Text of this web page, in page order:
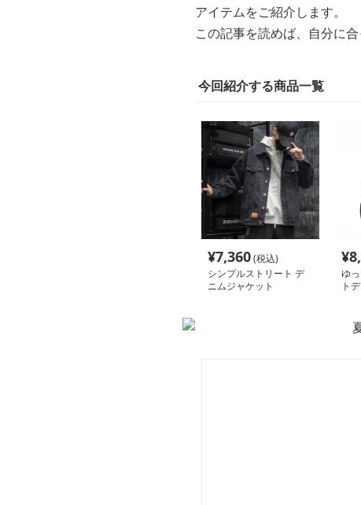
アイテムをご紹介します。
この記事を読めば、自分に
今回紹介する商品一覧
¥7,360(税込)
シンプルストリート デ
ニムジャケット
¥
ゆ
ト